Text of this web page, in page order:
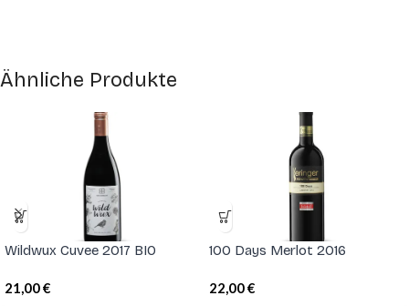
Ähnliche Produkte
Wildwux Cuvee 2017 BIO
21,00€
100 Days Merlot 2016
22,00€